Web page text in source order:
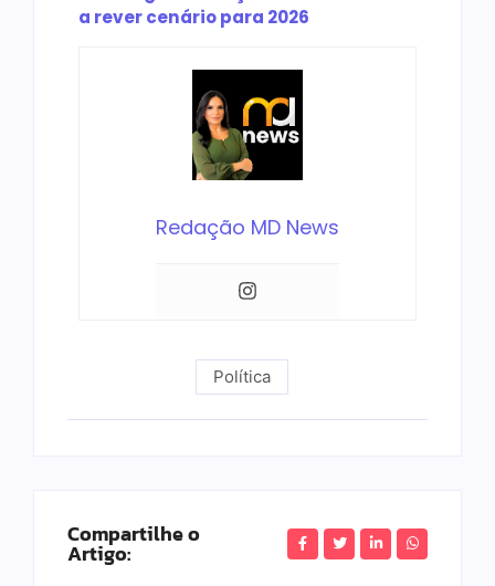
a rever cenário para 2026
Redação MD News
Política
Compartilhe o
Artigo: